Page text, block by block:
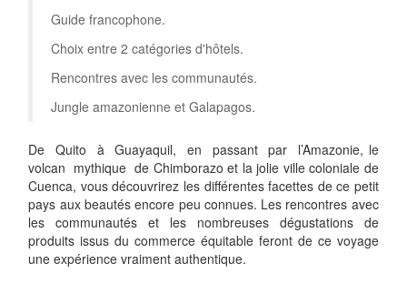
Guide francophone.
Choix entre 2 catégories d'hôtels.
Rencontres avec les communautés.
Jungle amazonienne et Galapagos.
De Quito à Guayaquil, en passant par l’Amazonie, le
volcan mythique de Chimborazo et la jolie ville coloniale de
Cuenca, vous découvrirez les différentes facettes de ce petit
pays aux beautés encore peu connues. Les rencontres avec
les communautés et les nombreuses dégustations de
produits issus du commerce équitable feront de ce voyage
une expérience vraiment authentique.